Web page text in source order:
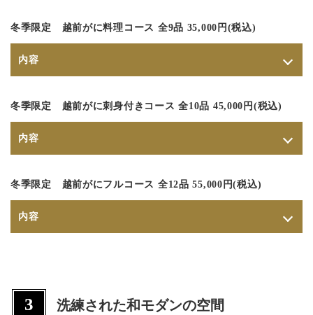
冬季限定 越前がに料理コース 全9品 35,000円(税込)
内容
附】本日のお造り三種 【強肴】蟹胴身焼き 【追肴】
飯 【後造り】後造り味噌汁 【甘味】季節のフルーツ
冬季限定 越前がに刺身付きコース 全10品 45,000円(税込)
内容
附】越前蟹刺し 【強肴】蟹爪グラタン 【焼物】蟹胴
冬季限定 越前がにフルコース 全12品 55,000円(税込)
内容
【焼物】蟹胴身焼き 【追肴】蟹味噌しゃぶ 【揚物】
3 洗練された和モダンの空間